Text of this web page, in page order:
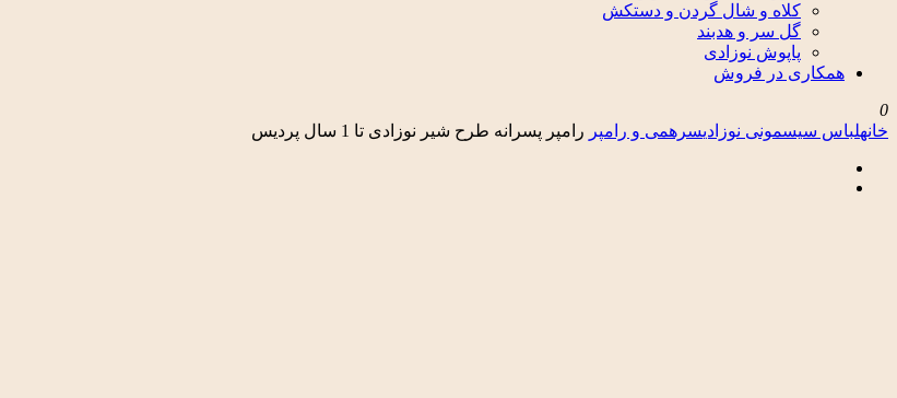
کلاه و شال گردن و دستکش
گل سر و هدبند
پاپوش نوزادی
همکاری در فروش
0
خانهلباس سیسمونی نوزادیسرهمی و رامپر رامپر پسرانه طرح شیر نوزادی تا 1 سال پردیس